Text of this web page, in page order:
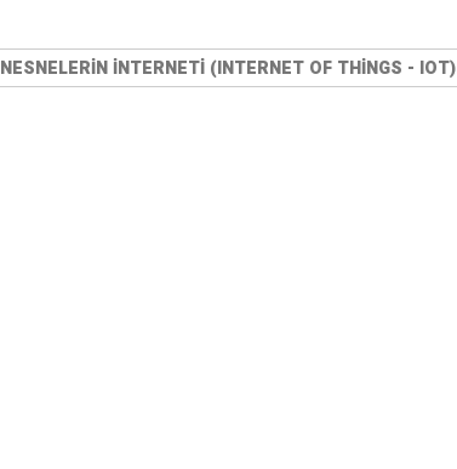
NESNELERIN İNTERNETI (INTERNET OF THINGS - IOT)